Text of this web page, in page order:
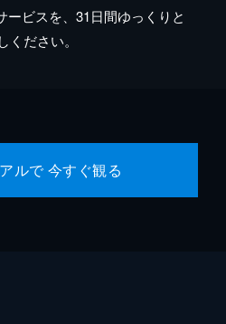
ービスを、31日間ゆっくりと
ください。
ルで 今すぐ観る